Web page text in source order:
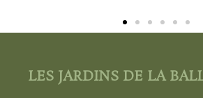
LES JARDINS DE LA